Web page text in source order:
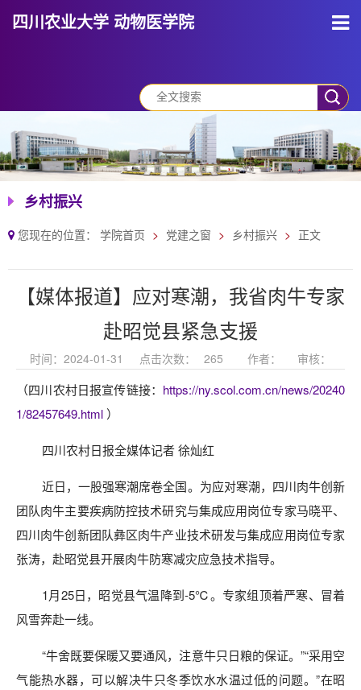
四川农业大学 动物医学院
乡村振兴
您现在的位置： 学院首页 党建之窗 乡村振兴 正文
【媒体报道】应对寒潮，我省肉牛专家
赴昭觉县紧急支援
时间：2024-01-31 点击次数： 265 作者： 审核：
（四川农村日报宣传链接： https://ny.scol.com.cn/news/20240
1/82457649.html ）
四川农村日报全媒体记者 徐灿红
近日，一股强寒潮席卷全国。为应对寒潮，四川肉牛创新
团队肉牛主要疾病防控技术研究与集成应用岗位专家马晓平、
四川肉牛创新团队彝区肉牛产业技术研发与集成应用岗位专家
张涛，赴昭觉县开展肉牛防寒减灾应急技术指导。
1月25日，昭觉县气温降到-5℃。专家组顶着严寒、冒着
风雪奔赴一线。
“牛舍既要保暖又要通风，注意牛只日粮的保证。”“采用空
气能热水器，可以解决牛只冬季饮水水温过低的问题。”在昭